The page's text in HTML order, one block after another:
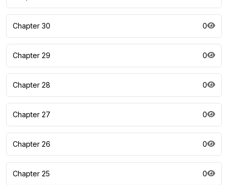
Chapter 30 0
Chapter 29 0
Chapter 28 0
Chapter 27 0
Chapter 26 0
Chapter 25 0